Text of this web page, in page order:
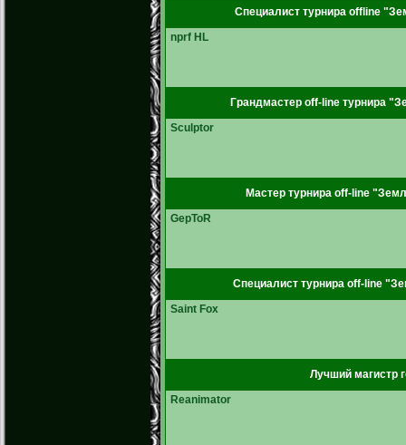
Специалист турнира offline
nprf HL
Грандмастер off-line турнира
Sculptor
Мастер турнира off-line
GepToR
Специалист турнира off-line
Saint Fox
Лучший магистр
Reanimator